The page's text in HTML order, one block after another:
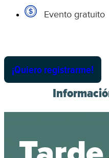
Evento gratuito
¡Quiero registrarme!